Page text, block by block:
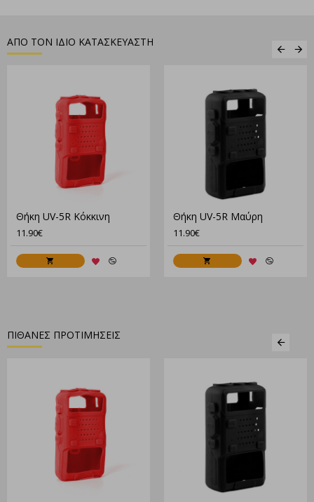
Αυτονομία της μπαταρίας πάνω απο 15 ώρες ομιλίας
Μπαταρία Li-Ion 2000 mAh
Περιεχόμενα συσκευασίας:
4 Πομποδέκτες Baofeng BF-12 Mini
4 Επαναφορτιζόμενα pack μπαταριών Li-Ion 2000 mAh
2 Διπλό Τροφοδοτικό
4 Κλιπ ζώνης
4 Hands-Free
Η τιμή ειναι τα 4 τεμάχια
ΑΠΟ ΤΟΝ ΙΔΙΟ ΚΑΤΑΣΚΕΥΑΣΤΗ
Θήκη UV-5R Κόκκινη
11.90€
Θήκη UV-5R Μαύρη
11.90€
ΠΙΘΑΝΕΣ ΠΡΟΤΙΜΗΣΕΙΣ